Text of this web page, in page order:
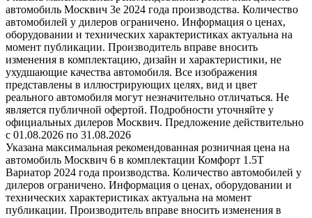
автомобиль Москвич 3e 2024 года производства. Количество
автомобилей у дилеров ограничено. Информация о ценах,
оборудовании и технических характеристиках актуальна на
момент публикации. Производитель вправе вносить
изменения в комплектацию, дизайн и характеристики, не
ухудшающие качества автомобиля. Все изображения
представлены в иллюстрирующих целях, вид и цвет
реального автомобиля могут незначительно отличаться. Не
является публичной офертой. Подробности уточняйте у
официальных дилеров Москвич. Предложение действительно
с 01.08.2026 по 31.08.2026
Указана максимальная рекомендованная розничная цена на
автомобиль Москвич 6 в комплектации Комфорт 1.5T
Вариатор 2024 года производства. Количество автомобилей у
дилеров ограничено. Информация о ценах, оборудовании и
технических характеристиках актуальна на момент
публикации. Производитель вправе вносить изменения в